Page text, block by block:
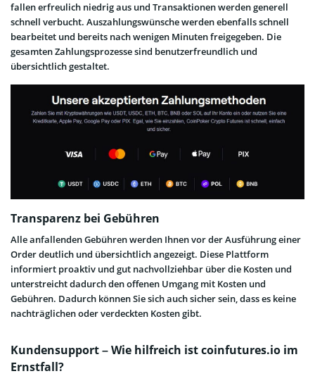
fallen erfreulich niedrig aus und Transaktionen werden generell
schnell verbucht. Auszahlungswünsche werden ebenfalls schnell
bearbeitet und bereits nach wenigen Minuten freigegeben. Die
gesamten Zahlungsprozesse sind benutzerfreundlich und
übersichtlich gestaltet.
Transparenz bei Gebühren
Alle anfallenden Gebühren werden Ihnen vor der Ausführung einer
Order deutlich und übersichtlich angezeigt. Diese Plattform
informiert proaktiv und gut nachvollziehbar über die Kosten und
unterstreicht dadurch den offenen Umgang mit Kosten und
Gebühren. Dadurch können Sie sich auch sicher sein, dass es keine
nachträglichen oder verdeckten Kosten gibt.
Kundensupport – Wie hilfreich ist coinfutures.io im
Ernstfall?